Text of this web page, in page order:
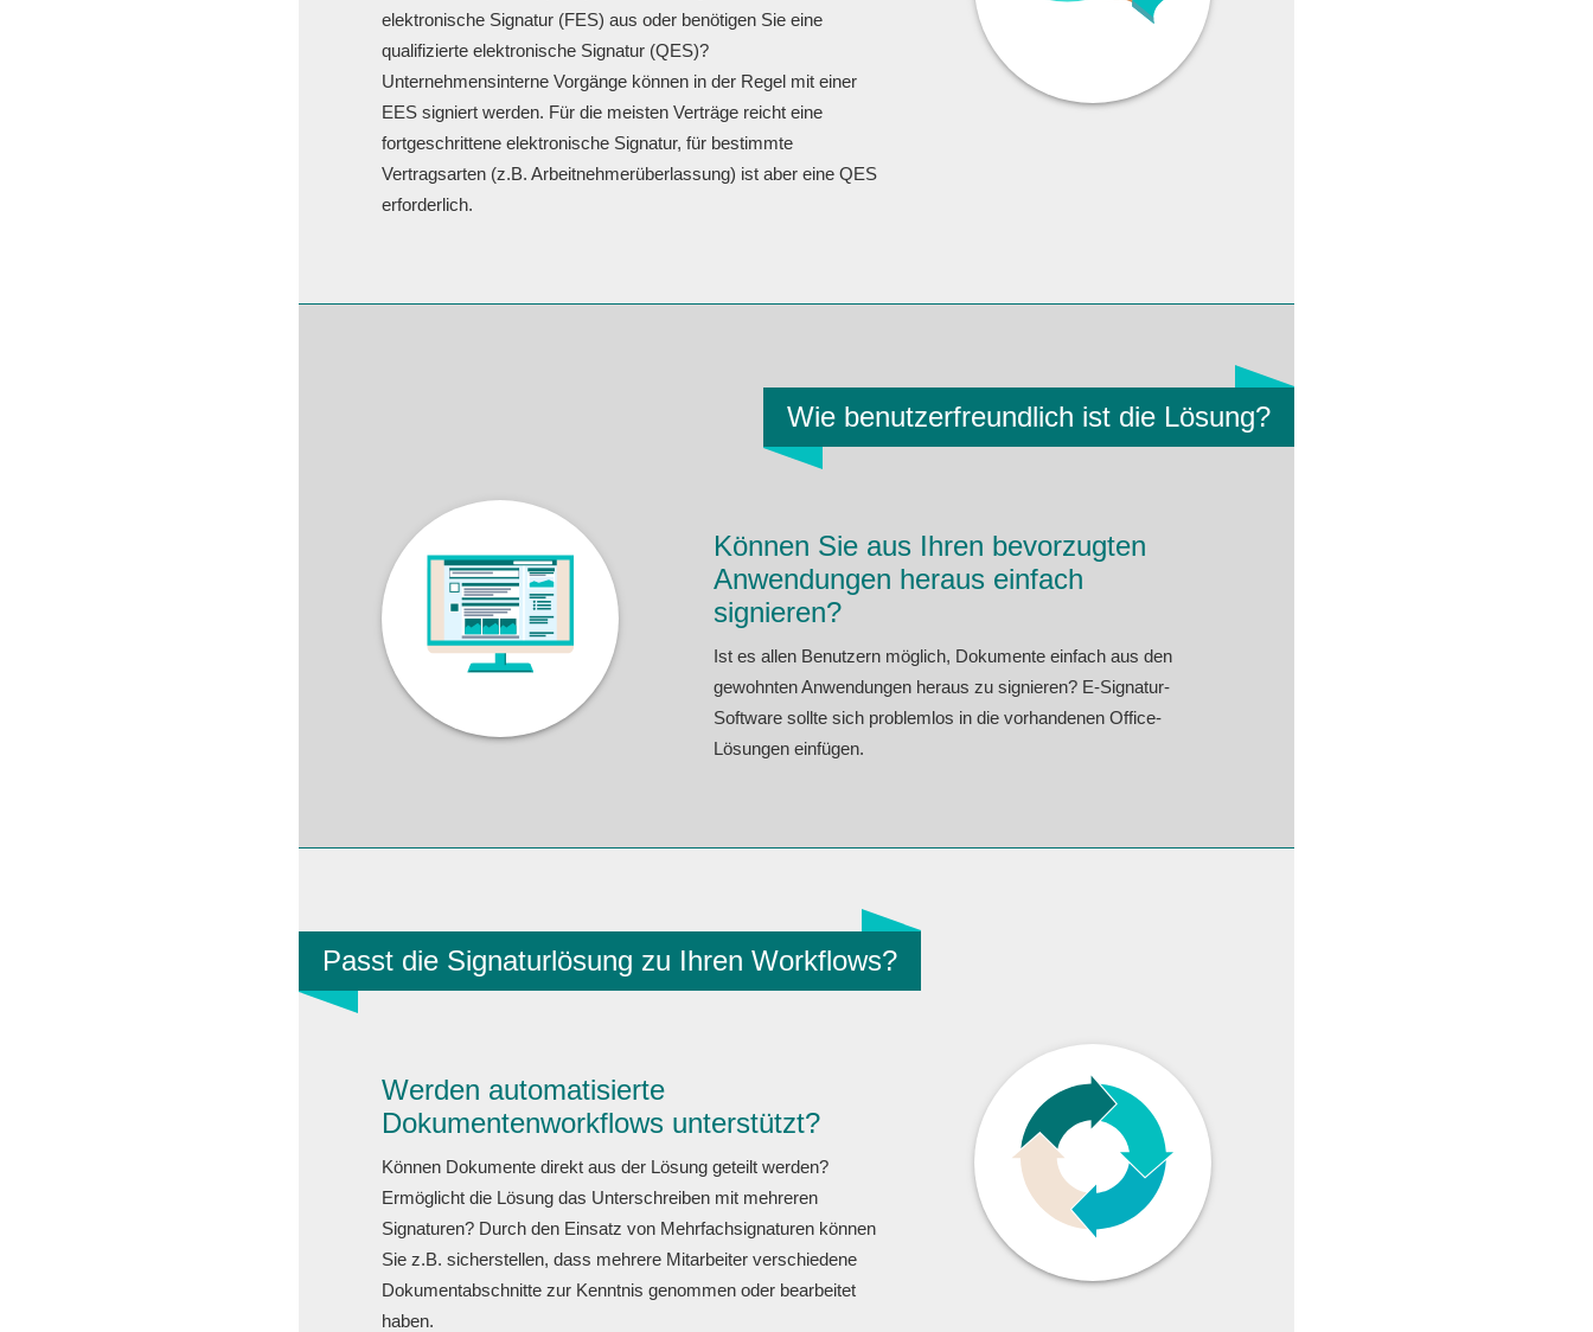
elektronische Signatur (FES) aus oder benötigen Sie eine
qualifizierte elektronische Signatur (QES)?
Unternehmensinterne Vorgänge können in der Regel mit einer
EES signiert werden. Für die meisten Verträge reicht eine
fortgeschrittene elektronische Signatur, für bestimmte
Vertragsarten (z.B. Arbeitnehmerüberlassung) ist aber eine QES
erforderlich.
Wie benutzerfreundlich ist die Lösung?
Können Sie aus Ihren bevorzugten
Anwendungen heraus einfach
signieren?
Ist es allen Benutzern möglich, Dokumente einfach aus den
gewohnten Anwendungen heraus zu signieren? E-Signatur-
Software sollte sich problemlos in die vorhandenen Office-
Lösungen einfügen.
Passt die Signaturlösung zu Ihren Workflows?
Werden automatisierte
Dokumentenworkflows unterstützt?
Können Dokumente direkt aus der Lösung geteilt werden?
Ermöglicht die Lösung das Unterschreiben mit mehreren
Signaturen? Durch den Einsatz von Mehrfachsignaturen können
Sie z.B. sicherstellen, dass mehrere Mitarbeiter verschiedene
Dokumentabschnitte zur Kenntnis genommen oder bearbeitet
haben.